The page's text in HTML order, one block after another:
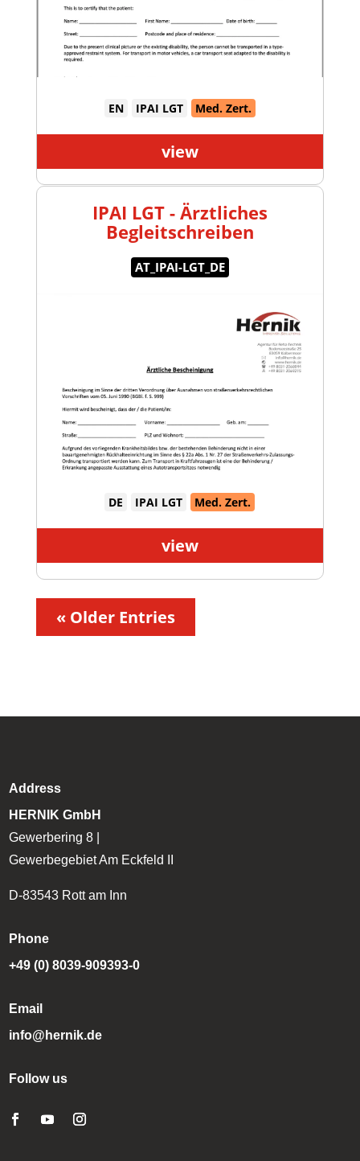
EN IPAI LGT Med. Zert.
view
AT_IPAI-LGT_DE
IPAI LGT - Ärztliches
Begleitschreiben
DE IPAI LGT Med. Zert.
view
« Older Entries
Address
HERNIK GmbH
Gewerbering 8 |
Gewerbegebiet Am Eckfeld II
D-83543 Rott am Inn
Phone
+49 (0) 8039-909393-0
Email
info@hernik.de
Follow us